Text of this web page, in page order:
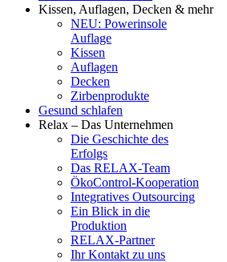
Kissen, Auflagen, Decken & mehr
NEU: Powerinsole
Auflage
Kissen
Auflagen
Decken
Zirbenprodukte
Gesund schlafen
Relax – Das Unternehmen
Die Geschichte des
Erfolgs
Das RELAX-Team
ÖkoControl-Kooperation
Integratives Outsourcing
Ein Blick in die
Produktion
RELAX-Partner
Ihr Kontakt zu uns